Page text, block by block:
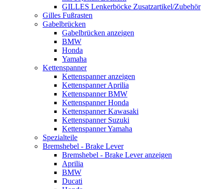
GILLES Lenkerböcke Zusatzartikel/Zubehör
Gilles Fußrasten
Gabelbrücken
Gabelbrücken anzeigen
BMW
Honda
Yamaha
Kettenspanner
Kettenspanner anzeigen
Kettenspanner Aprilia
Kettenspanner BMW
Kettenspanner Honda
Kettenspanner Kawasaki
Kettenspanner Suzuki
Kettenspanner Yamaha
Spezialteile
Bremshebel - Brake Lever
Bremshebel - Brake Lever anzeigen
Aprilia
BMW
Ducati